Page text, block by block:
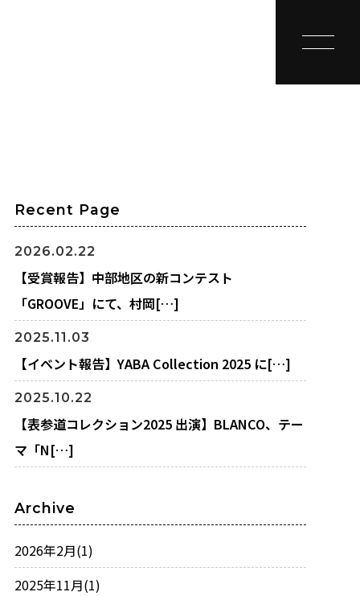
toggle
Recent Page
2026.02.22
【受賞報告】中部地区の新コンテスト
「GROOVE」にて、村岡[…]
2025.11.03
【イベント報告】YABA Collection 2025 に[…]
2025.10.22
【表参道コレクション2025 出演】BLANCO、テー
マ「N[…]
Archive
2026年2月(1)
2025年11月(1)